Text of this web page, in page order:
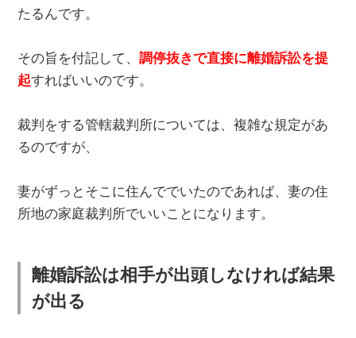
たるんです。
その旨を付記して、調停抜きで直接に離婚訴訟を提
起すればいいのです。
裁判をする管轄裁判所については、複雑な規定があ
るのですが、
妻がずっとそこに住んででいたのであれば、妻の住
所地の家庭裁判所でいいことになります。
離婚訴訟は相手が出頭しなければ結果
が出る